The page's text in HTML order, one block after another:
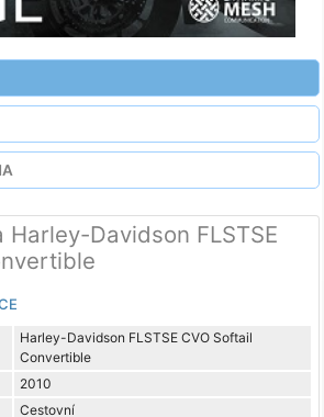
Harley-Davidson FLSTSE
Harley-Davidson FLSTSE CVO Softail
Convertible
2010
Cestovní